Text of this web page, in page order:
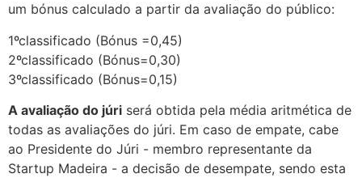
um bónus calculado a partir da avaliação do público:
1ºclassificado (Bónus =0,45)
2ºclassificado (Bónus=0,30)
3ºclassificado (Bónus=0,15)
A avaliação do júri será obtida pela média aritmética de
todas as avaliações do júri. Em caso de empate, cabe
ao Presidente do Júri - membro representante da
Startup Madeira - a decisão de desempate, sendo esta